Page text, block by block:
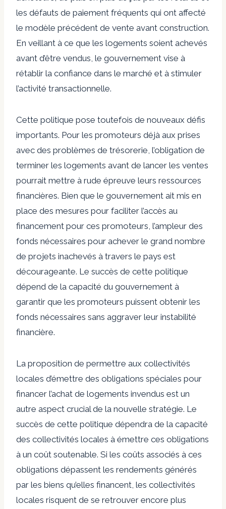
les défauts de paiement fréquents qui ont affecté
le modèle précédent de vente avant construction.
En veillant à ce que les logements soient achevés
avant d’être vendus, le gouvernement vise à
rétablir la confiance dans le marché et à stimuler
l’activité transactionnelle.
Cette politique pose toutefois de nouveaux défis
importants. Pour les promoteurs déjà aux prises
avec des problèmes de trésorerie, l’obligation de
terminer les logements avant de lancer les ventes
pourrait mettre à rude épreuve leurs ressources
financières. Bien que le gouvernement ait mis en
place des mesures pour faciliter l’accès au
financement pour ces promoteurs, l’ampleur des
fonds nécessaires pour achever le grand nombre
de projets inachevés à travers le pays est
décourageante. Le succès de cette politique
dépend de la capacité du gouvernement à
garantir que les promoteurs puissent obtenir les
fonds nécessaires sans aggraver leur instabilité
financière.
La proposition de permettre aux collectivités
locales d’émettre des obligations spéciales pour
financer l’achat de logements invendus est un
autre aspect crucial de la nouvelle stratégie. Le
succès de cette politique dépendra de la capacité
des collectivités locales à émettre ces obligations
à un coût soutenable. Si les coûts associés à ces
obligations dépassent les rendements générés
par les biens qu’elles financent, les collectivités
locales risquent de se retrouver encore plus